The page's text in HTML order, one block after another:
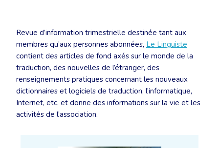
Revue d’information trimestrielle destinée tant aux
membres qu’aux personnes abonnées, Le Linguiste
contient des articles de fond axés sur le monde de la
traduction, des nouvelles de l’étranger, des
renseignements pratiques concernant les nouveaux
dictionnaires et logiciels de traduction, l’informatique,
Internet, etc. et donne des informations sur la vie et les
activités de l’association.